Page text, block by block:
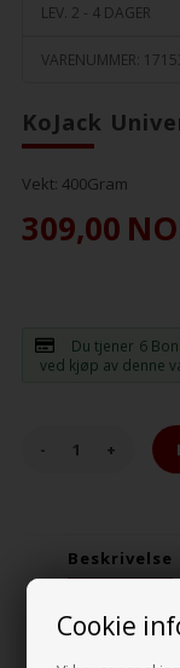
Cookie
LEV. 2 - 4 DAGER
VARENUMMER:
KoJack
Vekt: 400Gram
309,00
Du tjener 6
ved kjøp av denne
- +
Beskrivelse
KoJack
Denne adapter